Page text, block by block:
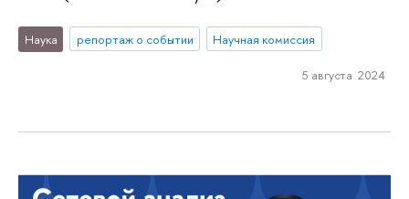
Наука репортаж о событии Научная комиссия
5 августа 2024